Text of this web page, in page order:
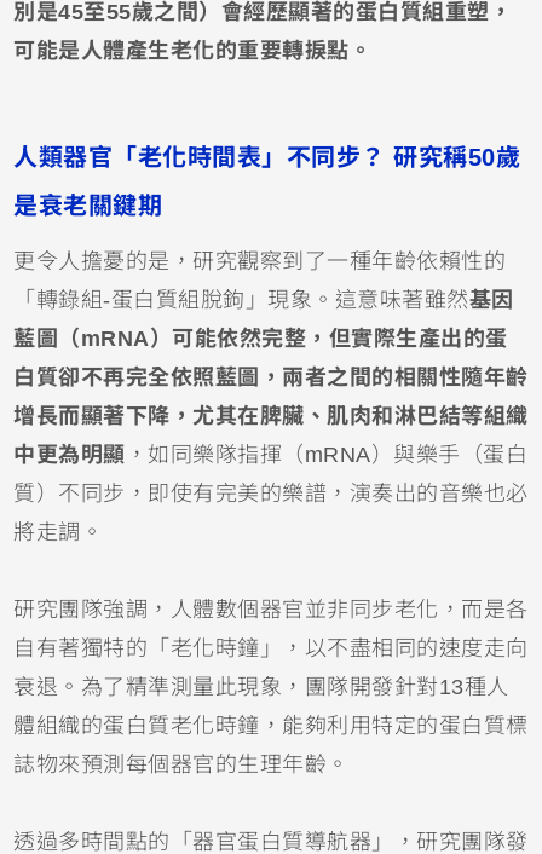
別是45至55歲之間）會經歷顯著的蛋白質組重塑，
可能是人體產生老化的重要轉捩點。
人類器官「老化時間表」不同步？ 研究稱50歲
是衰老關鍵期
更令人擔憂的是，研究觀察到了一種年齡依賴性的
「轉錄組-蛋白質組脫鉤」現象。這意味著雖然基因
藍圖（mRNA）可能依然完整，但實際生產出的蛋
白質卻不再完全依照藍圖，兩者之間的相關性隨年齡
增長而顯著下降，尤其在脾臟、肌肉和淋巴結等組織
中更為明顯 ，如同樂隊指揮（mRNA）與樂手（蛋白
質）不同步，即使有完美的樂譜，演奏出的音樂也必
將走調。
研究團隊強調，人體數個器官並非同步老化，而是各
自有著獨特的「老化時鐘」，以不盡相同的速度走向
衰退。為了精準測量此現象，團隊開發針對13種人
體組織的蛋白質老化時鐘，能夠利用特定的蛋白質標
誌物來預測每個器官的生理年齡。
透過多時間點的「器官蛋白質導航器」，研究團隊發